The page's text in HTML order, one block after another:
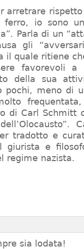
arretrare
io sono
Parla di un
gli
il quale ritiene
favorevoli a
della sua
pochi, meno di
di Carl Schmitt
tradotto e
giurista e
regime nazista.
sia lodata!